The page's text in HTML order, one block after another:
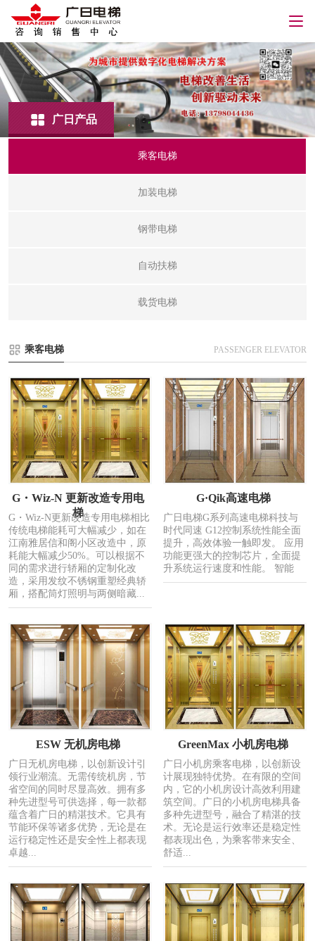
广日产品
乘客电梯
加装电梯
钢带电梯
自动扶梯
载货电梯
乘客电梯 PASSENGER ELEVATOR
G・Wiz-N 更新改造专用电
梯
G・Wiz-N更新改造专用电梯相比
传统电梯能耗可大幅减少，如在
江南雅居信和阁小区改造中，原
耗能大幅减少50%。可以根据不
同的需求进行轿厢的定制化改
造，采用发纹不锈钢重塑经典轿
厢，搭配筒灯照明与两侧暗藏...
G·Qik高速电梯
广日电梯G系列高速电梯科技与
时代同速 G12控制系统性能全面
提升，高效体验一触即发。 应用
功能更强大的控制芯片，全面提
升系统运行速度和性能。 智能
ESW 无机房电梯
广日无机房电梯，以创新设计引
领行业潮流。无需传统机房，节
省空间的同时尽显高效。拥有多
种先进型号可供选择，每一款都
蕴含着广日的精湛技术。它具有
节能环保等诸多优势，无论是在
运行稳定性还是安全性上都表现
卓越...
GreenMax 小机房电梯
广日小机房乘客电梯，以创新设
计展现独特优势。在有限的空间
内，它的小机房设计高效利用建
筑空间。广日的小机房电梯具备
多种先进型号，融合了精湛的技
术。无论是运行效率还是稳定性
都表现出色，为乘客带来安全、
舒适...